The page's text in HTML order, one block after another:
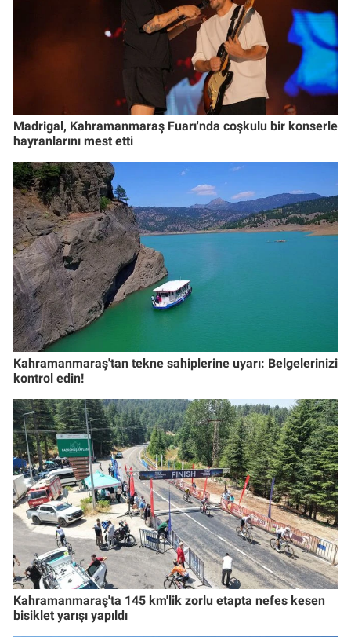
Madrigal, Kahramanmaraş Fuarı'nda coşkulu bir konserle
hayranlarını mest etti
Kahramanmaraş'tan tekne sahiplerine uyarı: Belgelerinizi
kontrol edin!
Kahramanmaraş'ta 145 km'lik zorlu etapta nefes kesen
bisiklet yarışı yapıldı